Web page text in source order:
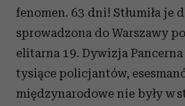
fenomen. 63 dni! Stłumiła je
sprowadzona do Warszawy
elitarna 19. Dywizja
tysiące policjantów,
międzynarodowe nie były w